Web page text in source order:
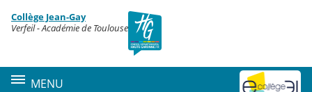
Menu de la rubrique
Contenu
Collège Jean-Gay
Verfeil - Académie de Toulouse
MENU